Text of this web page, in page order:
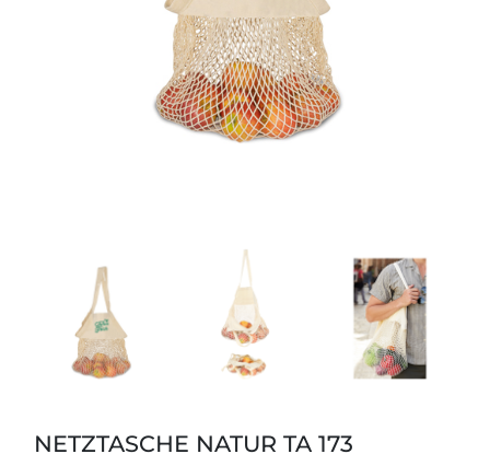
NETZTASCHE NATUR TA 173